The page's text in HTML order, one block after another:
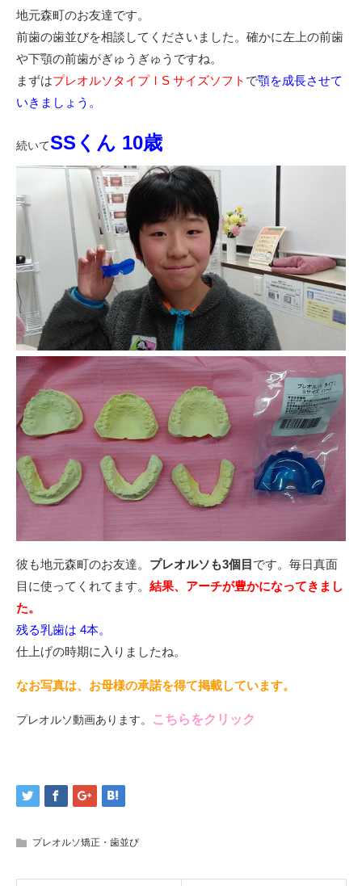
地元森町のお友達です。
前歯の歯並びを相談してくださいました。確かに左上の前歯
や下顎の前歯がぎゅうぎゅうですね。
まずはプレオルソタイプⅠS サイズソフト で顎を成長させて
いきましょう。
続いてSSくん 10歳
彼も地元森町のお友達。 プレオルソも3個目 です。毎日真面
目に使ってくれてます。 結果、アーチが豊かになってきまし
た。
残る乳歯は 4本。
仕上げの時期に入りましたね。
なお写真は、お母様の承諾を得て掲載しています。
プレオルソ動画あります。 こちらをクリック
プレオルソ矯正・歯並び